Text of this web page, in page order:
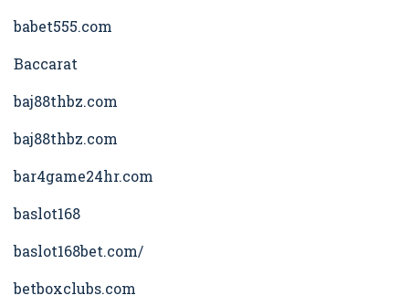
babet555.com
Baccarat
baj88thbz.com
baj88thbz.com
bar4game24hr.com
baslot168
baslot168bet.com/
betboxclubs.com